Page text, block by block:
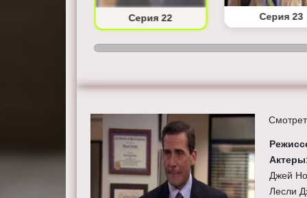
Серия 22 Серия 23
Джей
Лесли